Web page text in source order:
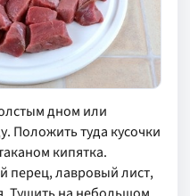
дном или
Положить туда кусочки
кипятка.
перец, лавровый лист,